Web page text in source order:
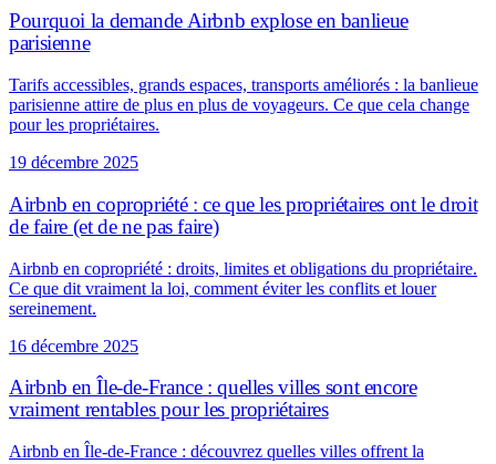
Pourquoi la demande Airbnb explose en banlieue
parisienne
Tarifs accessibles, grands espaces, transports améliorés : la banlieue
parisienne attire de plus en plus de voyageurs. Ce que cela change
pour les propriétaires.
19 décembre 2025
Airbnb en copropriété : ce que les propriétaires ont le droit
de faire (et de ne pas faire)
Airbnb en copropriété : droits, limites et obligations du propriétaire.
Ce que dit vraiment la loi, comment éviter les conflits et louer
sereinement.
16 décembre 2025
Airbnb en Île-de-France : quelles villes sont encore
vraiment rentables pour les propriétaires
Airbnb en Île-de-France : découvrez quelles villes offrent la